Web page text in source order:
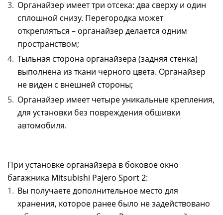
Органайзер имеет три отсека: два сверху и один
сплошной снизу. Перегородка может
открепляться – органайзер делается одним
пространством;
Тыльная сторона органайзера (задняя стенка)
выполнена из ткани черного цвета. Органайзер
не виден с внешней стороны;
Органайзер имеет четыре уникальные крепления,
для установки без повреждения обшивки
автомобиля.
При установке органайзера в боковое окно
багажника Mitsubishi Pajero Sport 2:
Вы получаете дополнительное место для
хранения, которое ранее было не задействовано